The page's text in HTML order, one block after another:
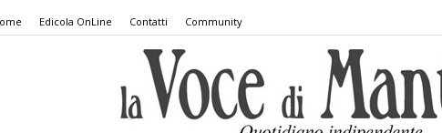
Edicola OnLine Contatti Community